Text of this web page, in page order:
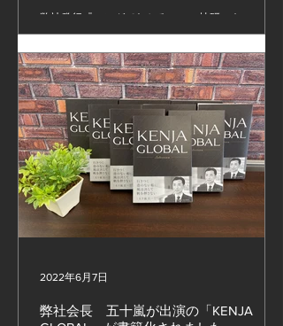
弊社発行『マンガでわかるコスモ技研』をフルリニ
ューアルしました！ 新作のマンガや最新の導入事
例をご紹介しております。弊社会社案内に 同梱し
ておりますので是非ともご請求、ご覧くださいま
せ！ #スマートファクトリー #ロボットSIer #コス
モ技研 #防爆ロボット #化学業界無人化
弊社会長 五十嵐が出演の「KENJA
2022年6月7日